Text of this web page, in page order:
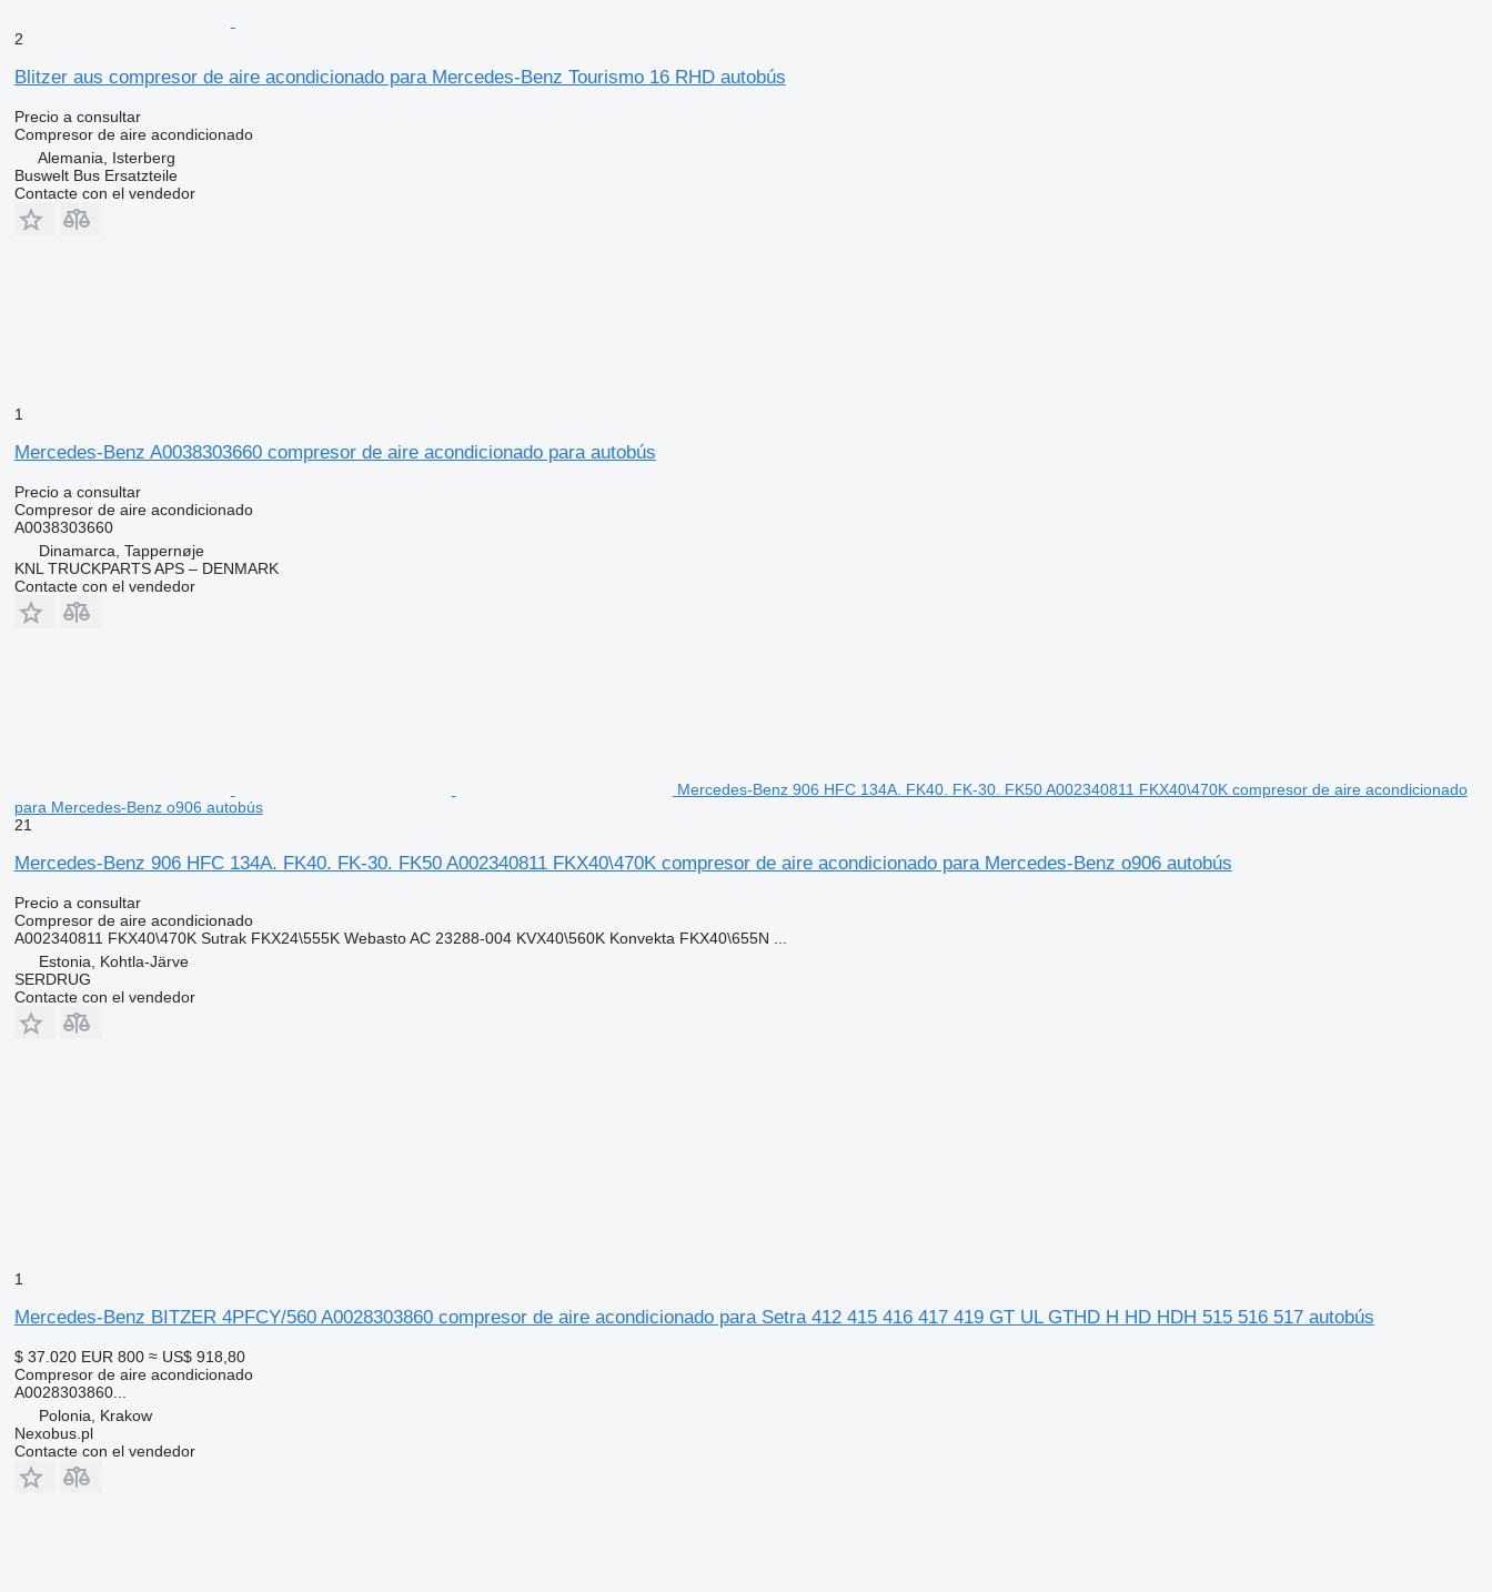
2
Blitzer aus compresor de aire acondicionado para Mercedes-Benz Tourismo 16 RHD autobús
Precio a consultar
Compresor de aire acondicionado
Alemania, Isterberg
Buswelt Bus Ersatzteile
Contacte con el vendedor
1
Mercedes-Benz A0038303660 compresor de aire acondicionado para autobús
Precio a consultar
Compresor de aire acondicionado
A0038303660
Dinamarca, Tappernøje
KNL TRUCKPARTS APS – DENMARK
Contacte con el vendedor
Mercedes-Benz 906 HFC 134A. FK40. FK-30. FK50 A002340811 FKX40\470K compresor de aire acondicionado
para Mercedes-Benz o906 autobús
21
Mercedes-Benz 906 HFC 134A. FK40. FK-30. FK50 A002340811 FKX40\470K compresor de aire acondicionado para Mercedes-Benz o906 autobús
Precio a consultar
Compresor de aire acondicionado
A002340811 FKX40\470K Sutrak FKX24\555K Webasto AC 23288-004 KVX40\560K Konvekta FKX40\655N ...
Estonia, Kohtla-Järve
SERDRUG
Contacte con el vendedor
1
Mercedes-Benz BITZER 4PFCY/560 A0028303860 compresor de aire acondicionado para Setra 412 415 416 417 419 GT UL GTHD H HD HDH 515 516 517 autobús
$ 37.020 EUR 800 ≈ US$ 918,80
Compresor de aire acondicionado
A0028303860...
Polonia, Krakow
Nexobus.pl
Contacte con el vendedor